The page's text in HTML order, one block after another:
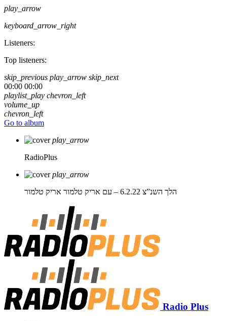
play_arrow
keyboard_arrow_right
Listeners:
Top listeners:
skip_previous play_arrow skip_next
00:00 00:00
playlist_play chevron_left
volume_up
chevron_left
Go to album
play_arrow
RadioPlus
play_arrow
הלך השנ”צ 6.2.22 – עם אריק טלמור
אריק טלמור
Radio Plus